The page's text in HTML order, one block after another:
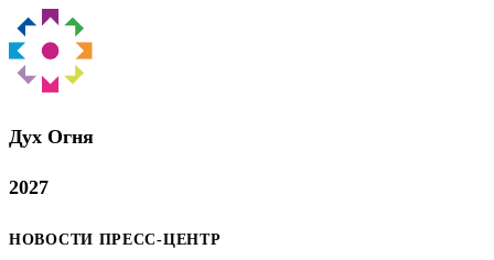
Дух Oгня
2027
НОВОСТИ ПРЕСС-ЦЕНТР